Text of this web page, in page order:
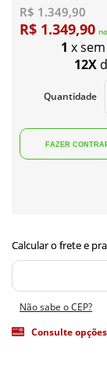
R$ 1.349,90
R$ 1.349,90 no
1 x
12X
Quantidade
Não sabe o CEP?
Consulte